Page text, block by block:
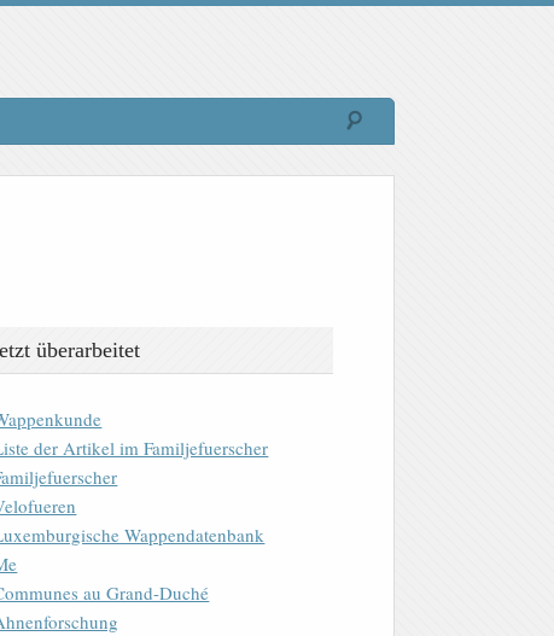
überarbeitet
der Artikel im Familjefuerscher
Wappendatenbank
au Grand-Duché